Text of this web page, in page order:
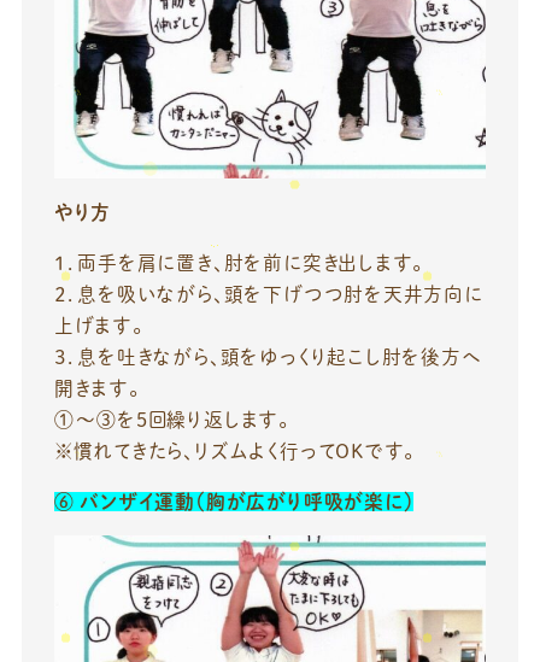
やり方
１．両手を肩に置き、肘を前に突き出します。
２．息を吸いながら、頭を下げつつ肘を天井方向に
上げます。
３．息を吐きながら、頭をゆっくり起こし肘を後方へ
開きます。
①〜③を5回繰り返します。
※慣れてきたら、リズムよく行ってOKです。
⑥ バンザイ運動（胸が広がり呼吸が楽に）